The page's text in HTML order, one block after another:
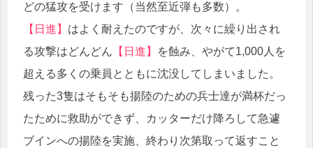
どの猛攻を受けます（当然至近弾も多数）。
【日進】 はよく耐えたのですが、次々に繰り出され
る攻撃はどんどん 【日進】
を蝕み、やがて1,000人を
超える多くの乗員とともに沈没してしまいました。
残った3隻はそもそも揚陸のための兵士達が満杯だっ
たために救助ができず、カッターだけ降ろして急遽
ブインへの揚陸を実施、終わり次第取って返すこと